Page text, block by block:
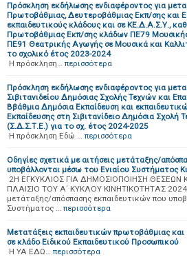
Πρόσκληση εκδήλωσης ενδιαφέροντος για
Πρωτοβάθμιας, Δευτεροβάθμιας Εκπ/σης και
εκπαιδευτικούς κλάδους και σε ΚΕ.Δ.Α.Σ.Υ.,
Πρωτοβάθμιας Εκπ/σης κλάδων ΠΕ79
ΠΕ91 Θεατρικής Αγωγής σε Μουσικά και
το σχολικό έτος 2023-2024
H πρόσκληση… περισσότερα
Πρόσκληση εκδήλωσης ενδιαφέροντος για
Σιβιτανιδείου Δημόσιας Σχολής Τεχνών και
Ββάθμια Δημόσια Εκπαίδευση και
Εκπαίδευσης στη Σιβιτανίδειο Δημόσια Σχολή
(Σ.Δ.Σ.Τ.Ε.) για το σχ. έτος 2024-2025
Η πρόσκληση Εδώ … περισσότερα
Οδηγίες σχετικά με αιτήσεις μετάταξης/
υποβάλλονται μέσω του Ενιαίου Συστήματος
2Η ΕΓΚΥΚΛΙΟΣ ΓΙΑ ΔΗΜΟΣΙΟΠΟΙΗΣΗ ΘΕΣΕΩΝ
ΠΛΑΙΣΙΟ ΤΟΥ Α΄ ΚΥΚΛΟΥ ΚΙΝΗΤΙΚΟΤΗΤΑΣ 2024
μετάταξης/απόσπασης εκπαιδευτικών που
Συστήματος … περισσότερα
Μετατάξεις εκπαιδευτικών πρωτοβάθμιας και
σε κλάδο Ειδικού Εκπαιδευτικού Προσωπικού
Η ΥΑ ΕΔΩ… περισσότερα